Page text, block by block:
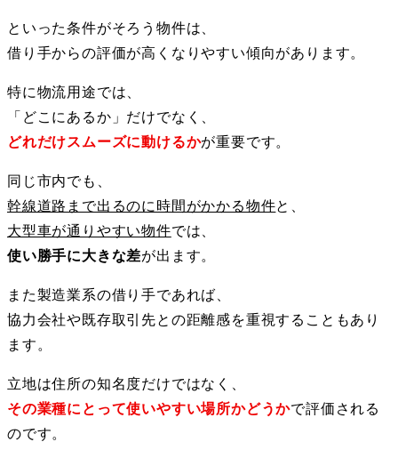
といった条件がそろう物件は、
借り手からの評価が高くなりやすい傾向があります。
特に物流用途では、
「どこにあるか」だけでなく、
どれだけスムーズに動けるかが重要です。
同じ市内でも、
幹線道路まで出るのに時間がかかる物件と、
大型車が通りやすい物件では、
使い勝手に大きな差が出ます。
また製造業系の借り手であれば、
協力会社や既存取引先との距離感を重視することもあり
ます。
立地は住所の知名度だけではなく、
その業種にとって使いやすい場所かどうかで評価される
のです。